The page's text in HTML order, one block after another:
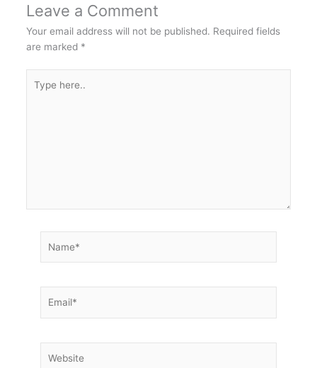
Leave a Comment
Your email address will not be published. Required fields
are marked *
here..